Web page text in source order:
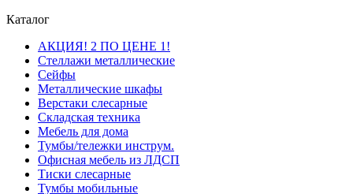
Каталог
АКЦИЯ! 2 ПО ЦЕНЕ 1!
Стеллажи металлические
Сейфы
Металлические шкафы
Верстаки слесарные
Складская техника
Мебель для дома
Тумбы/тележки инструм.
Офисная мебель из ЛДСП
Тиски слесарные
Тумбы мобильные